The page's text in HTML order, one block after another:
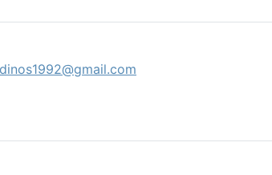
dinos1992@gmail.com